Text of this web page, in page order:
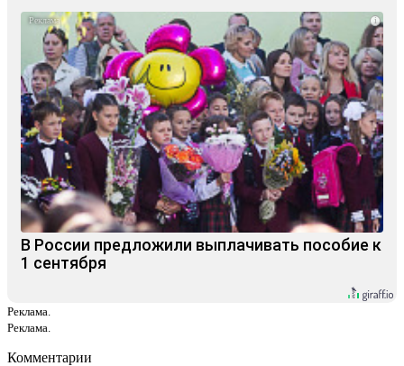
i
В России предложили выплачивать пособие к
1 сентября
Реклама.
Реклама.
Комментарии